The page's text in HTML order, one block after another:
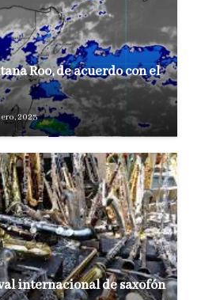
Roo, de acuerdo con el
2023
internacional de saxofón